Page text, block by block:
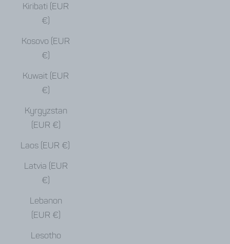
Kiribati (EUR
€)
Kosovo (EUR
€)
Kuwait (EUR
€)
Kyrgyzstan
(EUR €)
Laos (EUR €)
Latvia (EUR
€)
Lebanon
(EUR €)
Lesotho